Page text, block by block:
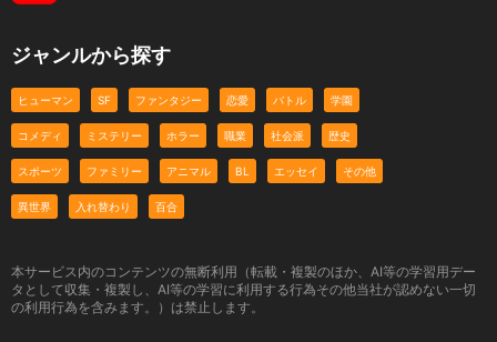
ジャンルから探す
ヒューマン SF ファンタジー 恋愛 バトル 学園
コメディ ミステリー ホラー 職業 社会派 歴史
スポーツ ファミリー アニマル BL エッセイ その他
異世界 入れ替わり 百合
本サービス内のコンテンツの無断利用（転載・複製のほか、AI等の学習用デー
タとして収集・複製し、AI等の学習に利用する行為その他当社が認めない一切
の利用行為を含みます。）は禁止します。